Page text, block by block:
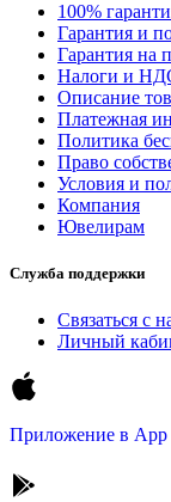
100%
Гарантия и
Гарантия на
Налоги и
Описание
Платежная
Политика
Право
Условия и
Компания
Ювелирам
Служба поддержки
Связаться с
Личный
Приложение в App